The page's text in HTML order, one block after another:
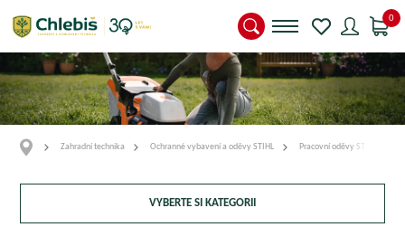
0
Zahradní technika Ochranné vybavení a oděvy STIHL Pracovní oděvy STIHL
VYBERTE SI KATEGORII